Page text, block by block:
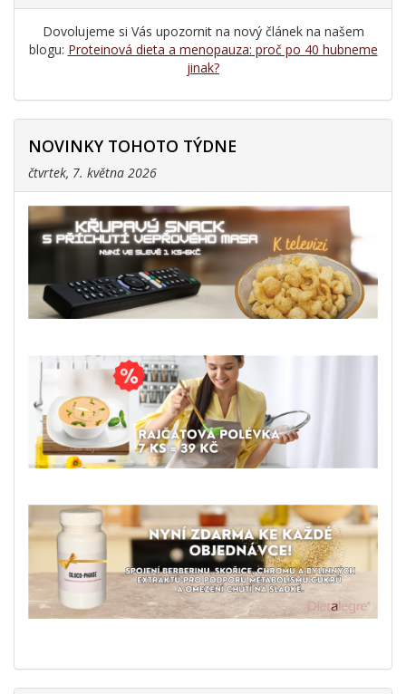
Dovolujeme si Vás upozornit na nový článek na našem
blogu: Proteinová dieta a menopauza: proč po 40 hubneme
jinak?
NOVINKY TOHOTO TÝDNE
čtvrtek, 7. května 2026